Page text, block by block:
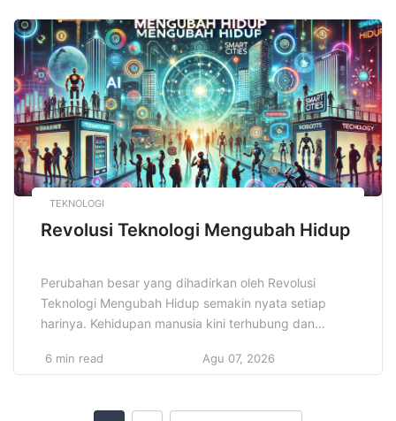
ini menjadi titik balik yang penuh potensi untuk meraih
keuntungan yang signifikan. Namun, di […]
TEKNOLOGI
Revolusi Teknologi Mengubah Hidup
Perubahan besar yang dihadirkan oleh Revolusi
Teknologi Mengubah Hidup semakin nyata setiap
harinya. Kehidupan manusia kini terhubung dan
dengan cepat. Dampak teknologi tidak hanya
6 min read Agu 07, 2026